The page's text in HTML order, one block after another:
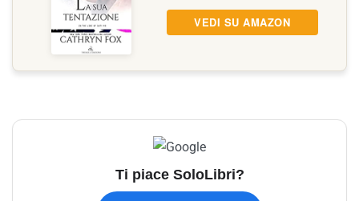
VEDI SU AMAZON
Ti piace SoloLibri?